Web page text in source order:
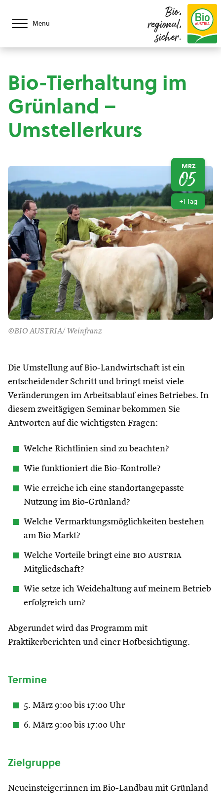
Menü
Bio,
regional,
sicher.
Bio-Tierhaltung im
Grünland –
Umstellerkurs
©BIO AUSTRIA/ Weinfranz
MRZ
05
+1 Tag
Die Umstellung auf Bio-Landwirtschaft ist ein
entscheidender Schritt und bringt meist viele
Veränderungen im Arbeitsablauf eines Betriebes. In
diesem zweitägigen Seminar bekommen Sie
Antworten auf die wichtigsten Fragen:
Welche Richtlinien sind zu beachten?
Wie funktioniert die Bio-Kontrolle?
Wie erreiche ich eine standortangepasste
Nutzung im Bio-Grünland?
Welche Vermarktungsmöglichkeiten bestehen
am Bio Markt?
Welche Vorteile bringt eine bio austria
Mitgliedschaft?
Wie setze ich Weidehaltung auf meinem Betrieb
erfolgreich um?
Abgerundet wird das Programm mit
Praktikerberichten und einer Hofbesichtigung.
Termine
5. März 9:00 bis 17:00 Uhr
6. März 9:00 bis 17:00 Uhr
Zielgruppe
Neueinsteiger:innen im Bio-Landbau mit Grünland